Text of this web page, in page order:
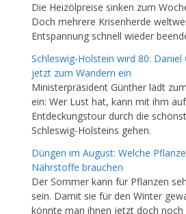
Die Heizölpreise sinken zum
Doch mehrere Krisenherde
Entspannung schnell wieder
Schleswig-Holstein wird 80: Daniel
jetzt zum Wandern ein
Ministerpräsident Günther lädt
ein: Wer Lust hat, kann mit ihm auf
Entdeckungstour durch die
Schleswig-Holsteins gehen.
Düngen im August: Welche
Nährstoffe brauchen
Der Sommer kann für Pflanzen
sein. Damit sie für den Winter
könnte man ihnen jetzt doch noch